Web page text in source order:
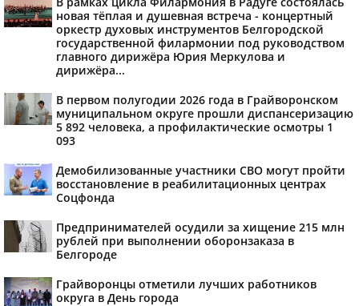
новая тёплая и душевная встреча - концертный
оркестр духовых инструментов Белгородской
государственной филармонии под руководством
главного дирижёра Юрия Меркулова и
дирижёра...
В первом полугодии 2026 года в Грайворонском
муниципальном округе прошли диспансеризацию
5 892 человека, а профилактические осмотры 1
093
Демобилизованные участники СВО могут пройти
восстановление в реабилитационных центрах
Соцфонда
Предпринимателей осудили за хищение 215 млн
рублей при выполнении оборонзаказа в
Белгороде
Грайворонцы отметили лучших работников
округа в День города